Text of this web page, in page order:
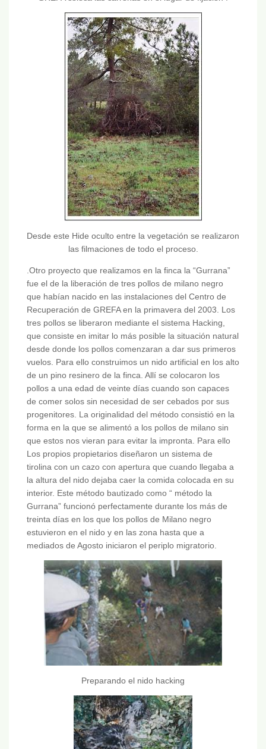
Desde este Hide oculto entre la vegetación se realizaron
las filmaciones de todo el proceso.
.Otro proyecto que realizamos en la finca la “Gurrana”
fue el de la liberación de tres pollos de milano negro
que habían nacido en las instalaciones del Centro de
Recuperación de GREFA en la primavera del 2003. Los
tres pollos se liberaron mediante el sistema Hacking,
que consiste en imitar lo más posible la situación natural
desde donde los pollos comenzaran a dar sus primeros
vuelos. Para ello construimos un nido artificial en los alto
de un pino resinero de la finca. Allí se colocaron los
pollos a una edad de veinte días cuando son capaces
de comer solos sin necesidad de ser cebados por sus
progenitores. La originalidad del método consistió en la
forma en la que se alimentó a los pollos de milano sin
que estos nos vieran para evitar la impronta. Para ello
Los propios propietarios diseñaron un sistema de
tirolina con un cazo con apertura que cuando llegaba a
la altura del nido dejaba caer la comida colocada en su
interior. Este método bautizado como “ método la
Gurrana” funcionó perfectamente durante los más de
treinta días en los que los pollos de Milano negro
estuvieron en el nido y en las zona hasta que a
mediados de Agosto iniciaron el periplo migratorio.
Preparando el nido hacking